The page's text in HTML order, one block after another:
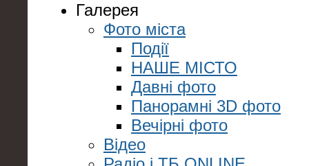
Галерея
Фото міста
Події
НАШЕ МІСТО
Давні фото
Панорамні 3D фото
Вечірні фото
Відео